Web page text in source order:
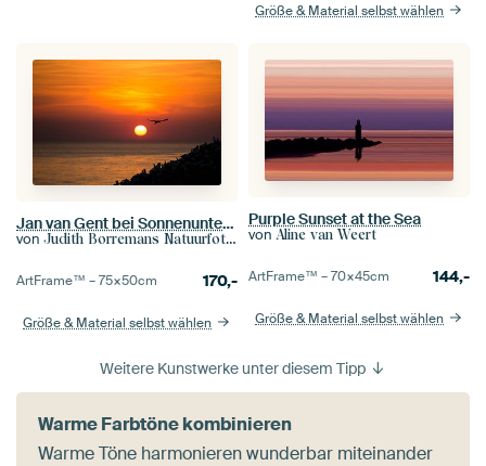
Größe & Material selbst wählen
Jan van Gent bei Sonnenuntergang
von Judith Borremans Natuurfotografie
ArtFrame™ –75×50cm 170,-
Größe & Material selbst wählen
Purple Sunset at the Sea
von Aline van Weert
ArtFrame™ –70×45cm 144,-
Größe & Material selbst wählen
Weitere Kunstwerke unter diesem Tipp
Warme Farbtöne kombinieren
Warme Töne harmonieren wunderbar miteinander